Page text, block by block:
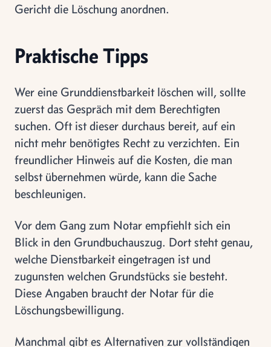
Gericht die Löschung anordnen.
Praktische Tipps
Wer eine Grunddienstbarkeit löschen will, sollte
zuerst das Gespräch mit dem Berechtigten
suchen. Oft ist dieser durchaus bereit, auf ein
nicht mehr benötigtes Recht zu verzichten. Ein
freundlicher Hinweis auf die Kosten, die man
selbst übernehmen würde, kann die Sache
beschleunigen.
Vor dem Gang zum Notar empfiehlt sich ein
Blick in den Grundbuchauszug. Dort steht genau,
welche Dienstbarkeit eingetragen ist und
zugunsten welchen Grundstücks sie besteht.
Diese Angaben braucht der Notar für die
Löschungsbewilligung.
Manchmal gibt es Alternativen zur vollständigen